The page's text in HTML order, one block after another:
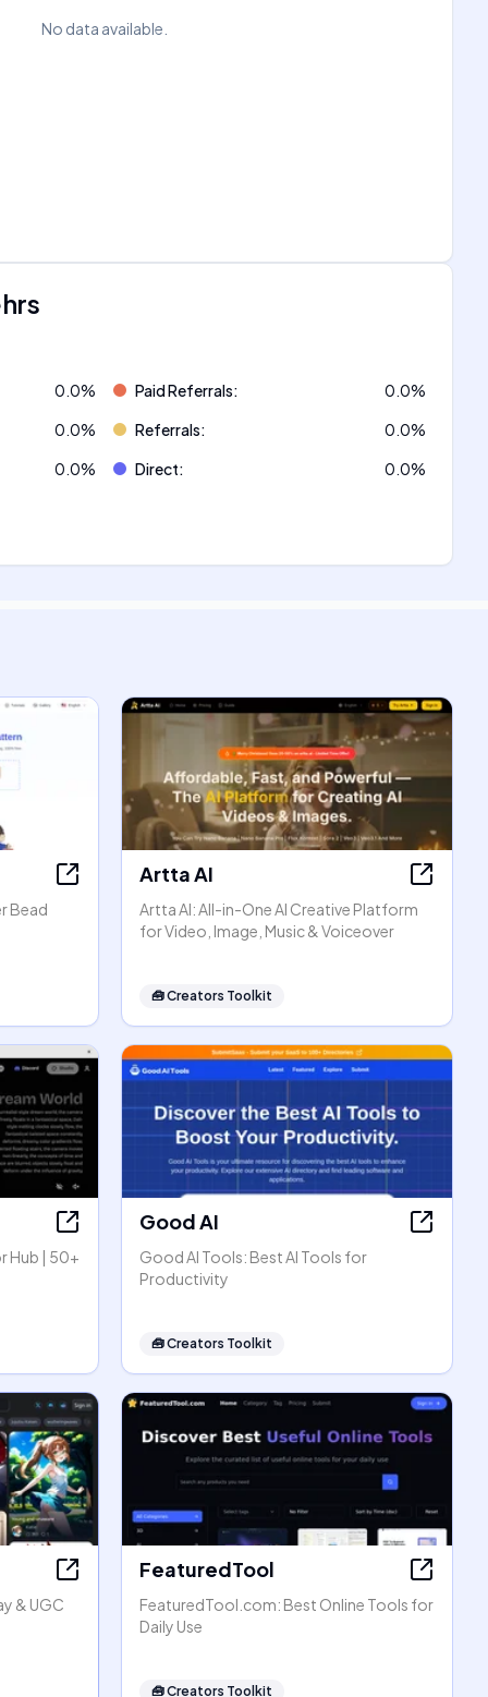
No data available.
0.0% Paid Referrals: 0.0%
0.0% Referrals: 0.0%
0.0% Direct: 0.0%
Bead
Artta AI
Artta AI: All-in-One AI Creative Platform
for Video, Image, Music & Voiceover
🧰Creators Toolkit
Hub | 50+
Good AI
Good AI Tools: Best AI Tools for
Productivity
🧰Creators Toolkit
& UGC
FeaturedTool
FeaturedTool.com: Best Online Tools for
Daily Use
🧰Creators Toolkit